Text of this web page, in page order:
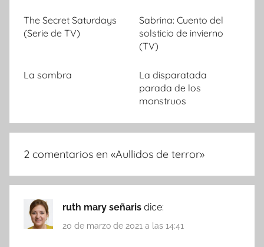
The Secret Saturdays
(Serie de TV)
Sabrina: Cuento del
solsticio de invierno
(TV)
La sombra
La disparatada
parada de los
monstruos
2 comentarios en «Aullidos de terror»
ruth mary señaris dice:
20 de marzo de 2021 a las 14:41